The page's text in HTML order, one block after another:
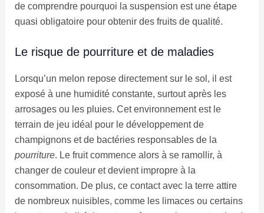
de comprendre pourquoi la suspension est une étape
quasi obligatoire pour obtenir des fruits de qualité.
Le risque de pourriture et de maladies
Lorsqu’un melon repose directement sur le sol, il est
exposé à une humidité constante, surtout après les
arrosages ou les pluies. Cet environnement est le
terrain de jeu idéal pour le développement de
champignons et de bactéries responsables de la
pourriture. Le fruit commence alors à se ramollir, à
changer de couleur et devient impropre à la
consommation. De plus, ce contact avec la terre attire
de nombreux nuisibles, comme les limaces ou certains